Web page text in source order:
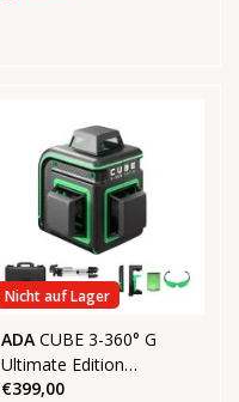
Nicht auf Lager
ADA CUBE 3-360° G
Ultimate Edition
Linienlaser mit 3x360°
€399,00